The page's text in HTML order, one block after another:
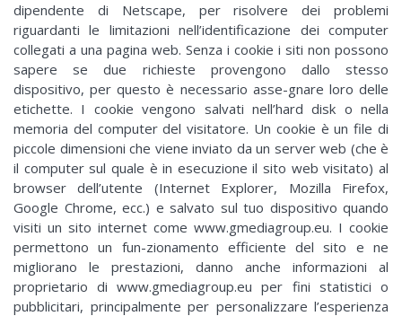
dipendente di Netscape, per risolvere dei problemi
riguardanti le limitazioni nell’identificazione dei computer
collegati a una pagina web. Senza i cookie i siti non possono
sapere se due richieste provengono dallo stesso
dispositivo, per questo è necessario asse-gnare loro delle
etichette. I cookie vengono salvati nell’hard disk o nella
memoria del computer del visitatore. Un cookie è un file di
piccole dimensioni che viene inviato da un server web (che è
il computer sul quale è in esecuzione il sito web visitato) al
browser dell’utente (Internet Explorer, Mozilla Firefox,
Google Chrome, ecc.) e salvato sul tuo dispositivo quando
visiti un sito internet come www.gmediagroup.eu. I cookie
permettono un fun-zionamento efficiente del sito e ne
migliorano le prestazioni, danno anche informazioni al
proprietario di www.gmediagroup.eu per fini statistici o
pubblicitari, principalmente per personalizzare l’esperienza